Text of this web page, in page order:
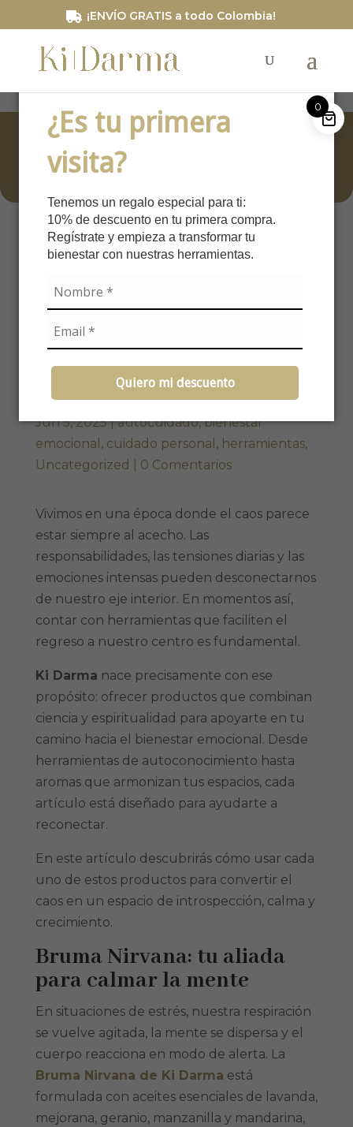
¿Es tu primera
visita?
Tenemos un regalo especial para ti:
10% de descuento en tu primera compra.
Regístrate y empieza a transformar tu
bienestar con nuestras herramientas.
Quiero mi descuento
/*Código de segimiento RD STATION*/
¡ENVÍO GRATIS a todo Colombia!
Cómo usar los productos
Ki Darma en medio del
caos: tu guía para
recuperar la calma y el
equilibrio
Jun 5, 2025|autocuidado,bienestar
emocional , cuidado personal , herramientas,
Uncategorized
0 Comentarios
Vivimos en una época donde el caos parece
estar siempre al acecho. Las
responsabilidades, las tensiones diarias y las
emociones intensas pueden desconectarnos
de nuestro eje interior. En momentos así,
contar con herramientas que faciliten el
regreso a nuestro centro es fundamental.
Ki Darma nace precisamente con ese
propósito: ofrecer productos que combinan
ciencia y espiritualidad para apoyarte en tu
camino hacia el bienestar emocional. Desde
herramientas de autoconocimiento hasta
aromas que armonizan tus espacios, cada
artículo está diseñado para ayudarte a
reconectar.
En este artículo descubrirás cómo usar cada
uno de estos productos para convertir el
caos en un espacio de introspección, calma y
crecimiento.
Bruma Nirvana: tu aliada
para calmar la mente
En situaciones de estrés, nuestra respiración
se vuelve agitada, la mente se dispersa y el
cuerpo reacciona en modo de alerta. La
Bruma Nirvana de Ki Darma está
formulada con aceites esenciales de lavanda,
mejorana, geranio, manzanilla y mandarina,
0